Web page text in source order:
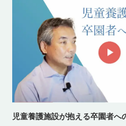
児童養護施設が抱える卒園者へ